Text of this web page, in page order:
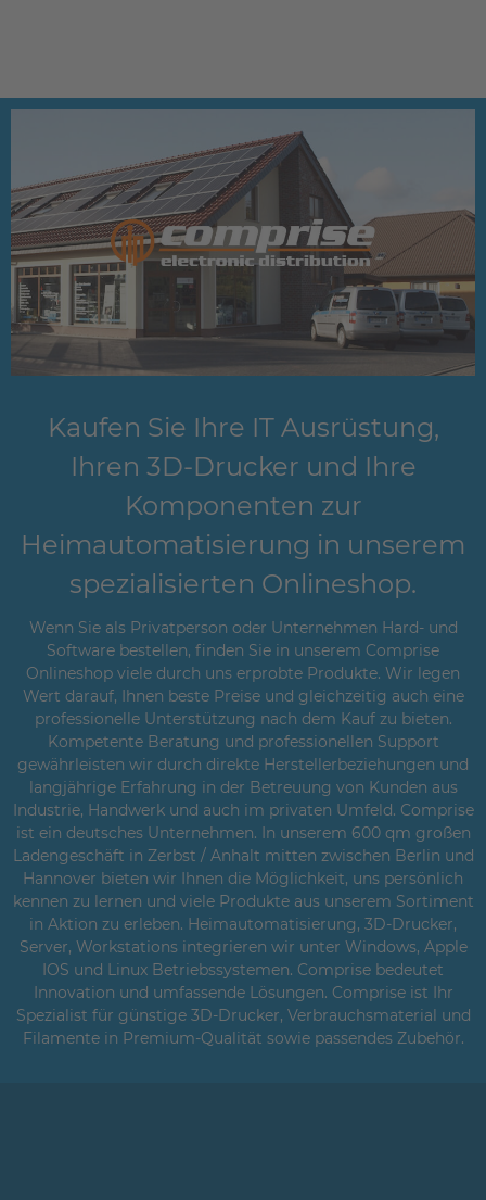
Kaufen Sie Ihre IT Ausrüstung,
Ihren 3D-Drucker und Ihre
Komponenten zur
Heimautomatisierung in unserem
spezialisierten Onlineshop.
Wenn Sie als Privatperson oder Unternehmen Hard- und
Software bestellen, finden Sie in unserem Comprise
Onlineshop viele durch uns erprobte Produkte. Wir legen
Wert darauf, Ihnen beste Preise und gleichzeitig auch eine
professionelle Unterstützung nach dem Kauf zu bieten.
Kompetente Beratung und professionellen Support
gewährleisten wir durch direkte Herstellerbeziehungen und
langjährige Erfahrung in der Betreuung von Kunden aus
Industrie, Handwerk und auch im privaten Umfeld. Comprise
ist ein deutsches Unternehmen. In unserem 600 qm großen
Ladengeschäft in Zerbst / Anhalt mitten zwischen Berlin und
Hannover bieten wir Ihnen die Möglichkeit, uns persönlich
kennen zu lernen und viele Produkte aus unserem Sortiment
in Aktion zu erleben. Heimautomatisierung, 3D-Drucker,
Server, Workstations integrieren wir unter Windows, Apple
IOS und Linux Betriebssystemen. Comprise bedeutet
Innovation und umfassende Lösungen. Comprise ist Ihr
Spezialist für günstige 3D-Drucker, Verbrauchsmaterial und
Filamente in Premium-Qualität sowie passendes Zubehör.